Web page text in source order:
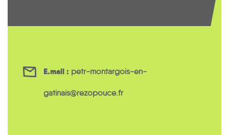
E.mail : petr-montargois-en-
gatinais@rezopouce.fr